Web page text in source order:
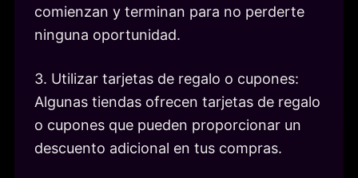
comienzan y terminan para no perderte
ninguna oportunidad.
3. Utilizar tarjetas de regalo o cupones:
Algunas tiendas ofrecen tarjetas de regalo
o cupones que pueden proporcionar un
descuento adicional en tus compras.